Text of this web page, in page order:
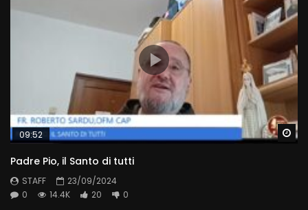
09:52
Padre Pio, il Santo di tutti
STAFF
23/09/2024
0
14.4K 20 0